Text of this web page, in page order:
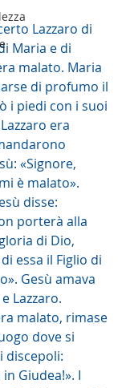
Maria e di
malato. Maria
di profumo il
i piedi con i suoi
era
«Signore,
è malato».
disse:
porterà alla
di Dio,
essa il Figlio di
Gesù amava
Lazzaro.
malato, rimase
dove si
discepoli:
Giudea!». I